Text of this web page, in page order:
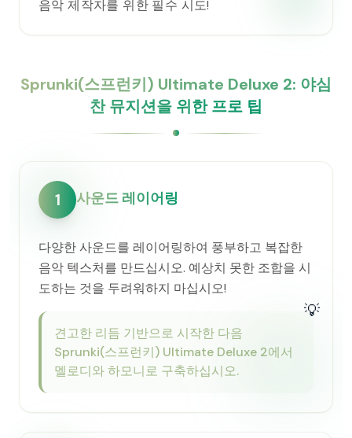
음악 제작자를 위한 필수 시도!
Sprunki(스프런키) Ultimate Deluxe 2: 야심
찬 뮤지션을 위한 프로 팁
1 사운드 레이어링
다양한 사운드를 레이어링하여 풍부하고 복잡한
음악 텍스처를 만드십시오. 예상치 못한 조합을 시
도하는 것을 두려워하지 마십시오!
💡
견고한 리듬 기반으로 시작한 다음
Sprunki(스프런키) Ultimate Deluxe 2에서
멜로디와 하모니로 구축하십시오.